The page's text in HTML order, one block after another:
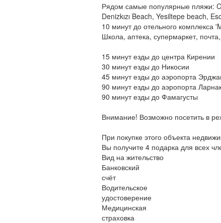
Рядом самые популярные пляжи:
Denizkızı Beach, Yesiltepe beach,
10 минут до отельного комплекса
Школа, аптека, супермаркет,
15 минут езды до центра Кирении
30 минут езды до Никосии
45 минут езды до аэропорта
90 минут езды до аэропорта
90 минут езды до Фамагусты
Внимание! Возможно посетить в
При покупке этого объекта
Вы получите 4 подарка для всех
Вид на жительство
Банковский
счёт
Водительское
удостоверение
Медицинская
страховка